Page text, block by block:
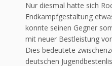
Nur diesmal hatte sich
Endkampfgestaltung
konnte seinen Gegner
mit neuer Bestleistung
Dies bedeutete
deutschen